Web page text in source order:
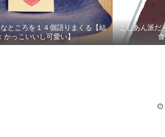
ところを１４個語りまくる【結
かっこいいし可愛い】
こしあん派だ